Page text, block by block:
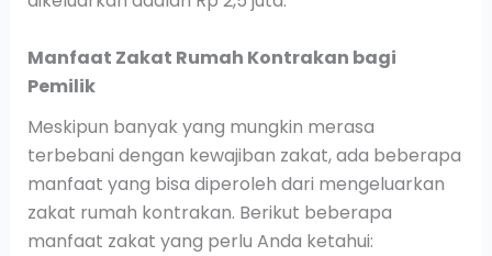
Manfaat Zakat Rumah Kontrakan bagi
Pemilik
Meskipun banyak yang mungkin merasa
terbebani dengan kewajiban zakat, ada beberapa
manfaat yang bisa diperoleh dari mengeluarkan
zakat rumah kontrakan. Berikut beberapa
manfaat zakat yang perlu Anda ketahui: